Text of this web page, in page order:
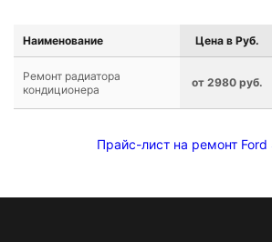
Наименование Цена в Руб.
Ремонт радиатора
кондиционера
от 2980 руб.
Прайс-лист на ремонт Ford